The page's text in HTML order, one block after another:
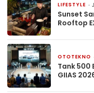
LIFESTYLE
Sunset
Rooftop
OTOTEKNO
Tank 500
GIIAS